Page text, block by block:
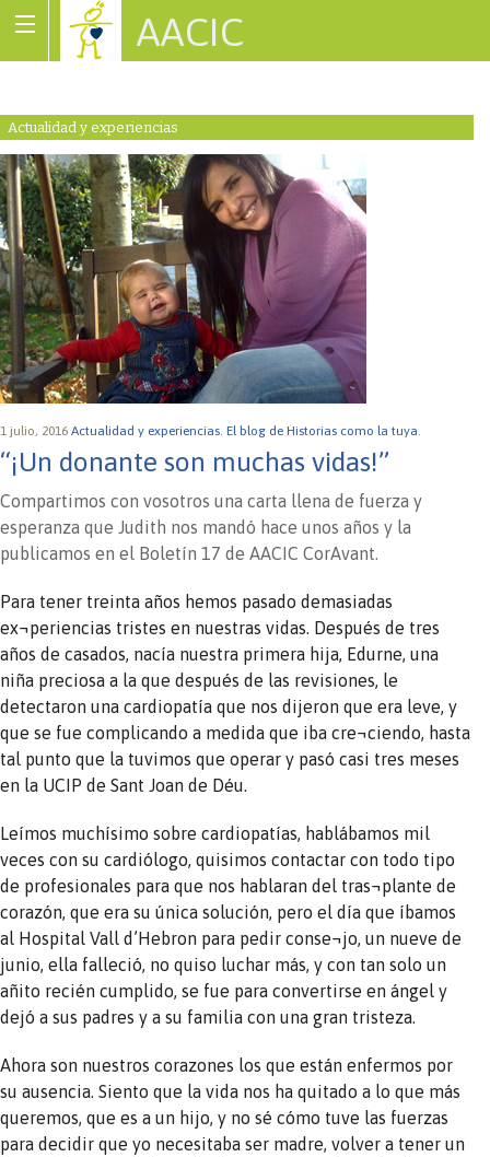
AACIC
Actualidad y experiencias
1 julio, 2016 Actualidad y experiencias. El blog de Historias como la tuya.
“¡Un donante son muchas vidas!”
Compartimos con vosotros una carta llena de fuerza y
esperanza que Judith nos mandó hace unos años y la
publicamos en el Boletín 17 de AACIC CorAvant.
Para tener treinta años hemos pasado demasiadas
ex¬periencias tristes en nuestras vidas. Después de tres
años de casados, nacía nuestra primera hija, Edurne, una
niña preciosa a la que después de las revisiones, le
detectaron una cardiopatía que nos dijeron que era leve, y
que se fue complicando a medida que iba cre¬ciendo, hasta
tal punto que la tuvimos que operar y pasó casi tres meses
en la UCIP de Sant Joan de Déu.
Leímos muchísimo sobre cardiopatías, hablábamos mil
veces con su cardiólogo, quisimos contactar con todo tipo
de profesionales para que nos hablaran del tras¬plante de
corazón, que era su única solución, pero el día que íbamos
al Hospital Vall d’Hebron para pedir conse¬jo, un nueve de
junio, ella falleció, no quiso luchar más, y con tan solo un
añito recién cumplido, se fue para convertirse en ángel y
dejó a sus padres y a su familia con una gran tristeza.
Ahora son nuestros corazones los que están enfermos por
su ausencia. Siento que la vida nos ha quitado a lo que más
queremos, que es a un hijo, y no sé cómo tuve las fuerzas
para decidir que yo necesitaba ser madre, volver a tener un